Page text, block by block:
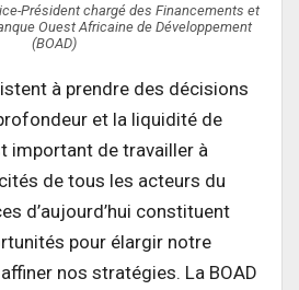
Président chargé des Financements et
Ouest Africaine de Développement
(BOAD)
à prendre des décisions
et la liquidité de
important de travailler à
de tous les acteurs du
d’aujourd’hui constituent
pour élargir notre
nos stratégies. La BOAD